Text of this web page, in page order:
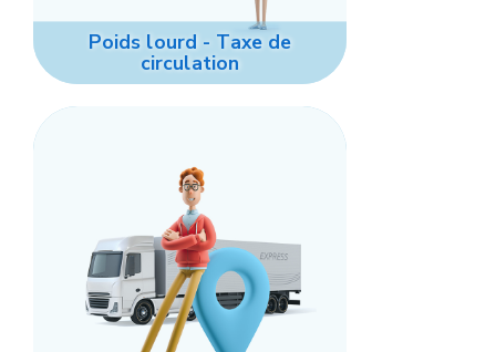
Poids lourd - Taxe de
circulation